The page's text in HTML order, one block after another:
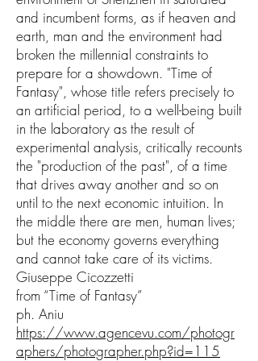
and incumbent forms, as if heaven and
earth, man and the environment had
broken the millennial constraints to
prepare for a showdown. "Time of
Fantasy", whose title refers precisely to
an artificial period, to a well-being built
in the laboratory as the result of
experimental analysis, critically recounts
the "production of the past", of a time
that drives away another and so on
until to the next economic intuition. In
the middle there are men, human lives;
but the economy governs everything
and cannot take care of its victims.
Giuseppe Cicozzetti
from “Time of Fantasy”
ph. Aniu
https://www.agencevu.com/photogr
aphers/photographer.php?id=115